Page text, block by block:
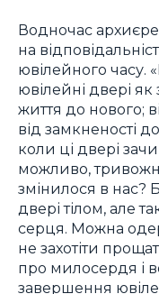
Водночас
на
ювілейного
ювілейні двері як
життя до нового;
від замкненості
коли ці двері
можливо,
змінилося в нас?
двері тілом, але
серця. Можна
не захотіти
про милосердя і
завершення